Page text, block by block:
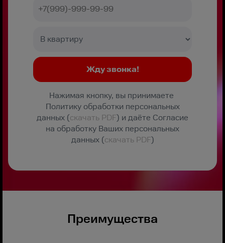
Нажимая кнопку, вы принимаете
Политику обработки персональных
данных (скачать PDF) и даёте Согласие
на обработку Ваших персональных
данных (скачать PDF)
Преимущества